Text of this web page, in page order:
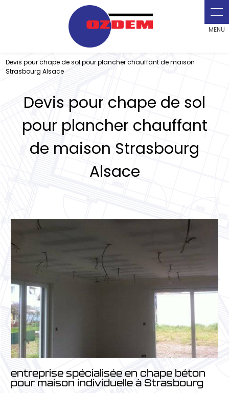
Devis pour chape de sol pour plancher chauffant de maison
Strasbourg Alsace
Devis pour chape de sol
pour plancher chauffant
de maison Strasbourg
Alsace
entreprise spécialisée en chape béton
pour maison individuelle à Strasbourg
Panneau de gestion des cookies